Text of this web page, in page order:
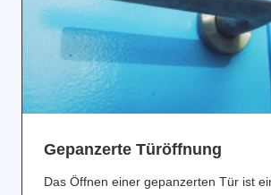
Gepanzerte Türöffnung
Das Öffnen einer gepanzerten Tür ist